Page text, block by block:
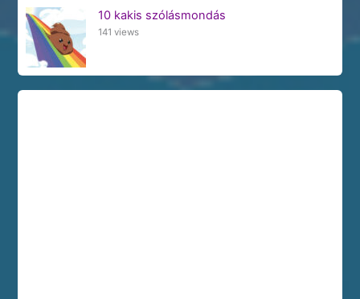
10 kakis szólásmondás
141 views